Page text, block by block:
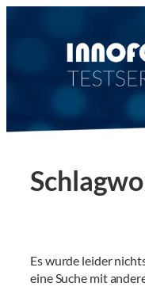
Es wurde leider
eine Suche mit